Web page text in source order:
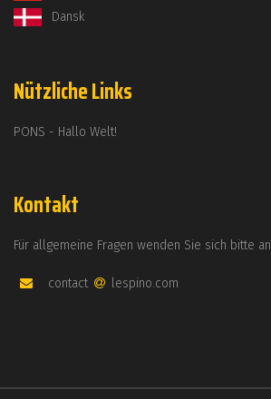
Dansk
Nützliche Links
PONS - Hallo Welt!
Kontakt
Für allgemeine Fragen wenden Sie sich bitte an
contact lespino.com